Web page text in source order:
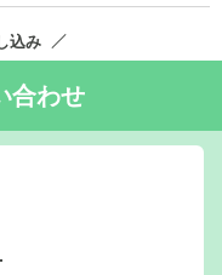
込み
合わせ